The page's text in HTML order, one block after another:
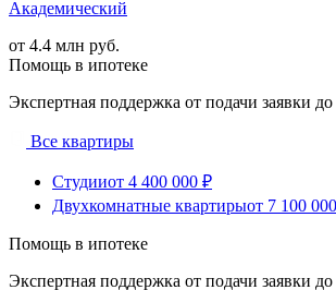
Академический
от 4.4 млн руб.
Помощь в ипотеке
Экспертная поддержка от подачи заявки
Все квартиры
Студииот 4 400 000 ₽
Двухкомнатные квартирыот 7 100
Помощь в ипотеке
Экспертная поддержка от подачи заявки